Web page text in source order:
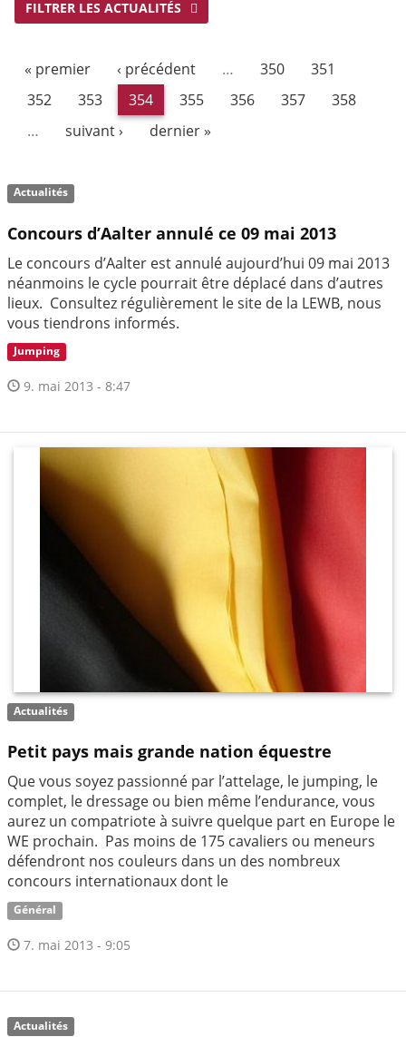
FILTRER LES ACTUALITÉS
« premier ‹ précédent … 350
351
352
353 354 355 356 357
358
…
suivant › dernier »
Actualités
Concours d’Aalter annulé ce 09 mai 2013
Le concours d’Aalter est annulé aujourd’hui 09 mai 2013
néanmoins le cycle pourrait être déplacé dans d’autres
lieux. Consultez régulièrement le site de la LEWB, nous
vous tiendrons informés.
Jumping
9. mai 2013 - 8:47
Actualités
Petit pays mais grande nation équestre
Que vous soyez passionné par l’attelage, le jumping, le
complet, le dressage ou bien même l’endurance, vous
aurez un compatriote à suivre quelque part en Europe le
WE prochain. Pas moins de 175 cavaliers ou meneurs
défendront nos couleurs dans un des nombreux
concours internationaux dont le
Général
7. mai 2013 - 9:05
Actualités